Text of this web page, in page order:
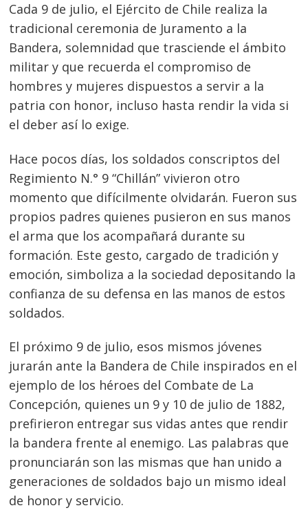
Cada 9 de julio, el Ejército de Chile realiza la
tradicional ceremonia de Juramento a la
Bandera, solemnidad que trasciende el ámbito
militar y que recuerda el compromiso de
hombres y mujeres dispuestos a servir a la
patria con honor, incluso hasta rendir la vida si
el deber así lo exige.
Hace pocos días, los soldados conscriptos del
Regimiento N.° 9 “Chillán” vivieron otro
momento que difícilmente olvidarán. Fueron sus
propios padres quienes pusieron en sus manos
el arma que los acompañará durante su
formación. Este gesto, cargado de tradición y
emoción, simboliza a la sociedad depositando la
confianza de su defensa en las manos de estos
soldados.
El próximo 9 de julio, esos mismos jóvenes
jurarán ante la Bandera de Chile inspirados en el
ejemplo de los héroes del Combate de La
Concepción, quienes un 9 y 10 de julio de 1882,
prefirieron entregar sus vidas antes que rendir
la bandera frente al enemigo. Las palabras que
pronunciarán son las mismas que han unido a
generaciones de soldados bajo un mismo ideal
de honor y servicio.